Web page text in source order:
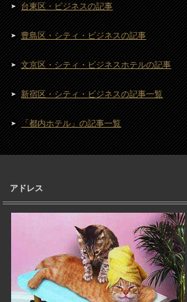
台東区・ビジネスの記事
豊島区・シティ・ビジネスの記事
文京区・シティ・ビジネスホテルの記事
新宿区・シティ・ビジネスの記事一覧
「都内ホテル」の記事一覧
アドレス